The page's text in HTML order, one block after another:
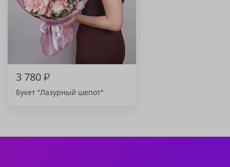
3 780₽
Букет "Лазурный шепот"